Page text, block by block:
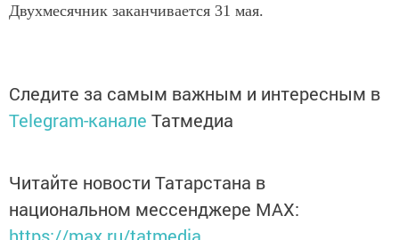
Двухмесячник заканчивается 31 мая.
Следите за самым важным и интересным в
Telegram-канале Татмедиа
Читайте новости Татарстана в
национальном мессенджере MАХ: